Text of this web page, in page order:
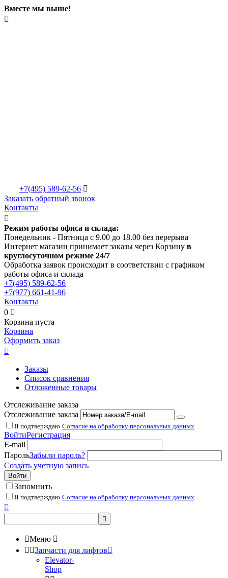
Вместе мы выше!

+7(495) 589-62-56 
Заказать обратный звонок
Контакты

Режим работы офиса и склада:
Понедельник - Пятница с 9.00 до 18.00 без перерыва
Интернет магазин принимает заказы через Корзину в
круглосуточном режиме 24/7
Обработка заявок происходит в соответствии с графиком
работы офиса и склада
+7(495) 589-62-56
+7(977) 661-41-96
Контакты
0 
Корзина пуста
Корзина
Оформить заказ

Заказы
Список сравнения
Отложенные товары
Отслеживание заказа
Отслеживание заказа
Я подтверждаю Согласие на обработку персональных данных
ВойтиРегистрация
E-mail
ПарольЗабыли пароль?
Создать учетную запись
Войти
Запомнить
Я подтверждаю Согласие на обработку персональных данных


Меню 
 Запчасти для лифтов
Elevator-
Shop